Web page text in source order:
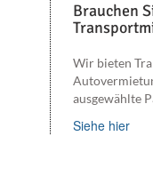
Brauchen
Wir bieten
ausgewählte
Siehe hier